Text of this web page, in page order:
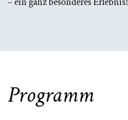
Programm